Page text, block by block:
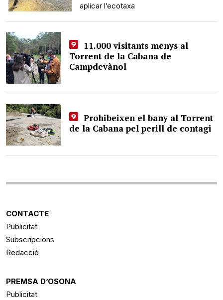
aplicar l’ecotaxa
11.000 visitants menys al
Torrent de la Cabana de
Campdevànol
Prohibeixen el bany al Torrent
de la Cabana pel perill de contagi
CONTACTE
Publicitat
Subscripcions
Redacció
PREMSA D’OSONA
Publicitat